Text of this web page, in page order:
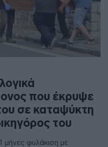
που έκρυψε
σε καταψύκτη
του
μήνες φυλάκιση με